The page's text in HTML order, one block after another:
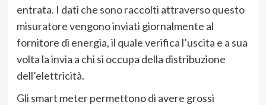
entrata. I dati che sono raccolti attraverso questo
misuratore vengono inviati giornalmente al
fornitore di energia, il quale verifica l’uscita e a sua
volta la invia a chi si occupa della distribuzione
dell’elettricità.
Gli smart meter permettono di avere grossi